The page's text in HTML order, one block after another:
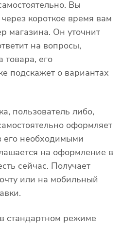
Вы
короткое время вам
магазина. Он уточнит
на вопросы,
товара, его
подскажет о вариантах
пользователь либо,
оформляет
его необходимыми
на оформление в
сейчас. Получает
или на мобильный
стандартном режиме